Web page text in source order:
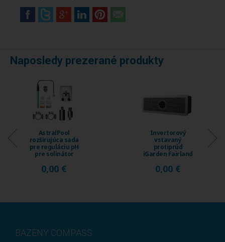
Naposledy prezerané produkty
AstralPool
rozširujúca sada
pre reguláciu pH
pre solinátor
...
0,00 €
Invertorový
vstavaný
protiprúd
iGarden Fairland
230 ...
0,00 €
BAZÉNY COMPASS